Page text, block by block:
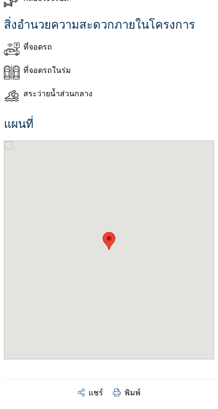
สิ่งอำนวยความสะดวกภายในโครงการ
ที่จอดรถ
ที่จอดรถในร่ม
สระว่ายน้ำส่วนกลาง
แผนที่
แชร์ พิมพ์